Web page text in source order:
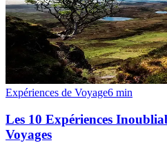
Expériences de Voyage6 min
Les 10 Expériences
Voyages